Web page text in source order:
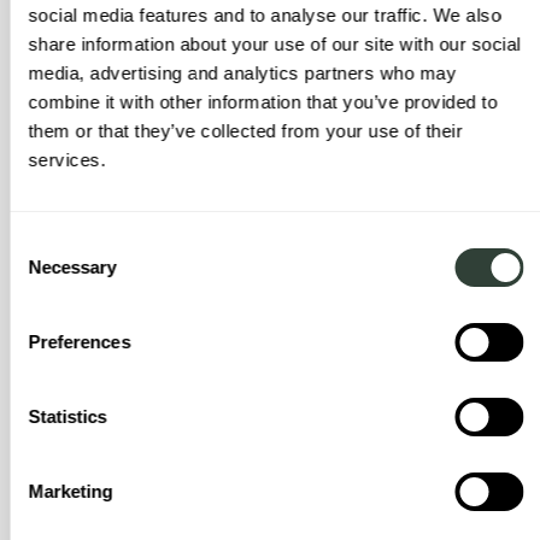
social media features and to analyse our traffic. We also
share information about your use of our site with our social
media, advertising and analytics partners who may
combine it with other information that you’ve provided to
them or that they’ve collected from your use of their
services.
Selection
Necessary
Preferences
Statistics
Marketing
Had je een tweede woning voordat je bij
August kwam? Zo ja, wat motiveerde je
om de wijziging door te voeren?
Een van de belangrijkste redenen om die wijziging door te
voeren, was de onderhoudslast. Er komt veel werk kijken bij het
onderhouden van een tweede huis, zelfs als u het regelmatig
probeert te bezoeken. In de praktijk voel je je vaak genoodzaakt
Voor mij was het idee om al dat onderhoud en die
neemt de operationele kant van eigendom weg en zorgt ervoor
dat u gewoon van het huis kunt genieten als u daar bent.